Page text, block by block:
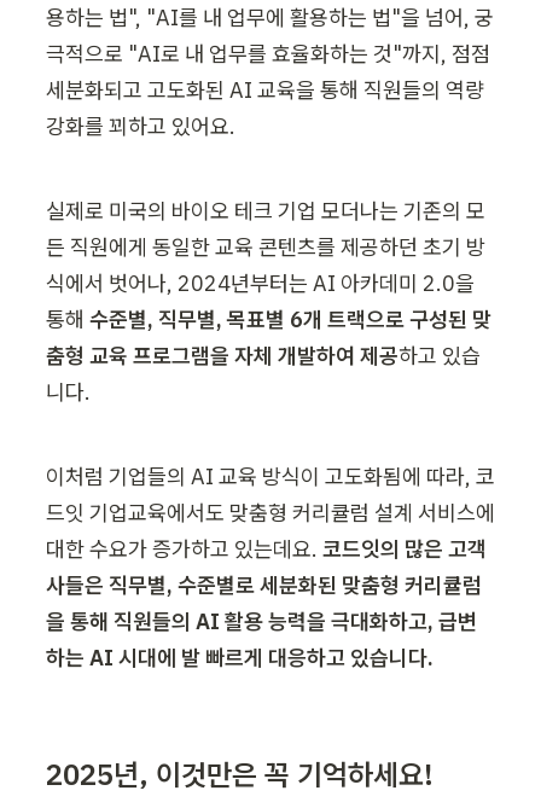
용하는 법", "AI를 내 업무에 활용하는 법"을 넘어, 궁
극적으로 "AI로 내 업무를 효율화하는 것"까지, 점점
세분화되고 고도화된 AI 교육을 통해 직원들의 역량
강화를 꾀하고 있어요.
실제로 미국의 바이오 테크 기업 모더나는 기존의 모
든 직원에게 동일한 교육 콘텐츠를 제공하던 초기 방
식에서 벗어나, 2024년부터는 AI 아카데미 2.0을
통해 수준별, 직무별, 목표별 6개 트랙으로 구성된 맞
춤형 교육 프로그램을 자체 개발하여 제공하고 있습
니다.
이처럼 기업들의 AI 교육 방식이 고도화됨에 따라, 코
드잇 기업교육에서도 맞춤형 커리큘럼 설계 서비스에
대한 수요가 증가하고 있는데요. 코드잇의 많은 고객
사들은 직무별, 수준별로 세분화된 맞춤형 커리큘럼
을 통해 직원들의 AI 활용 능력을 극대화하고, 급변
하는 AI 시대에 발 빠르게 대응하고 있습니다.
2025년, 이것만은 꼭 기억하세요!